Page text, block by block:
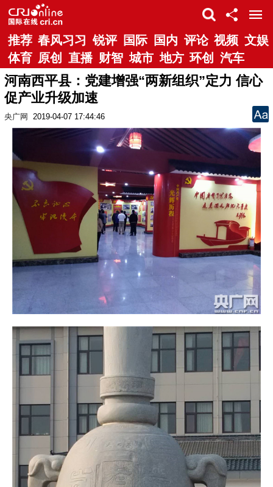
推荐 春风习习 锐评 国际 国内 评论 视频 文娱
体育 原创 直播 财智 城市 地方 环创 汽车
河南西平县：党建增强“两新组织”定力 信心
促产业升级加速
央广网 2019-04-07 17:44:46